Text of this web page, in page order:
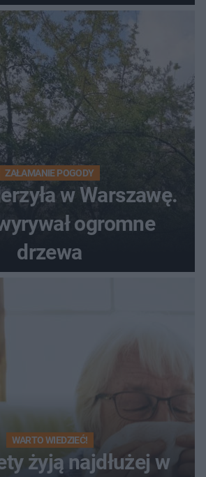
z pilnym
ZAŁAMANIE POGODY
w Warszawę.
ogromne
drzewa
WARTO WIEDZIEĆ!
żyją najdłużej w